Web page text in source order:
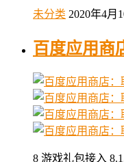
未分类 2020年4月
百度应用商
8 游戏礼包接入